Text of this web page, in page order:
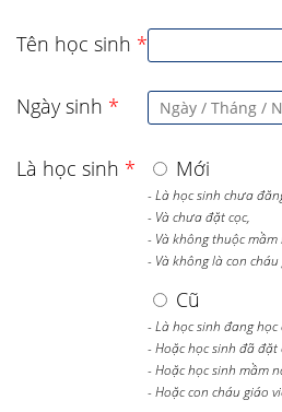
Tên học sinh *
Ngày sinh *
Là học sinh * Mới
- Là học sinh chưa
- Và chưa đặt cọc,
- Và không thuộc mầm
- Và không là con
Cũ
- Là học sinh đang học
- Hoặc học sinh đã đặt
- Hoặc học sinh mầm
- Hoặc con cháu giáo